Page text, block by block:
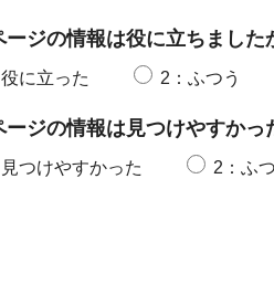
ージの情報は役に立ちました
に立った 2：ふつう
ージの情報は見つけやすかっ
つけやすかった 2：ふ